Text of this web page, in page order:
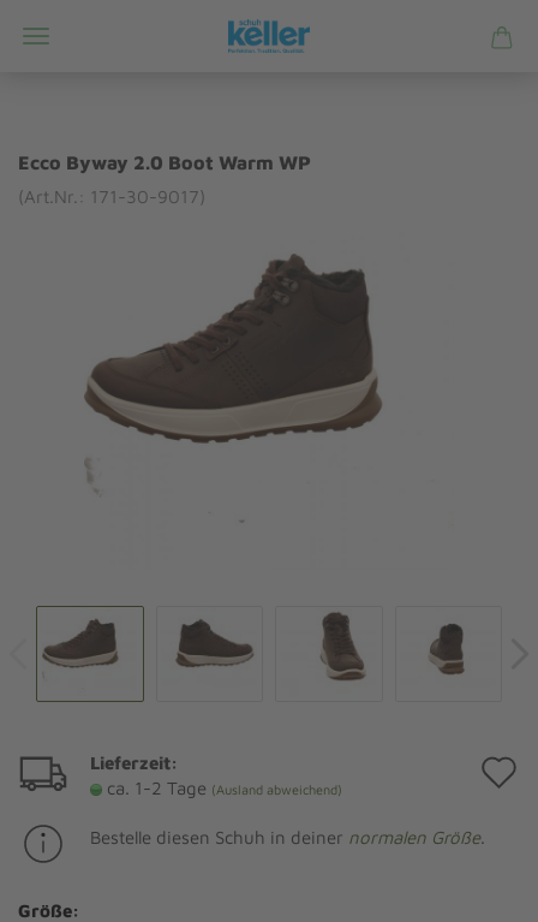
Ecco Byway 2.0 Boot Warm WP
(Art.Nr.: 171-30-9017)
Lieferzeit:
ca. 1-2 Tage (Ausland abweichend)
Bestelle diesen Schuh in deiner normalen Größe.
Größe: